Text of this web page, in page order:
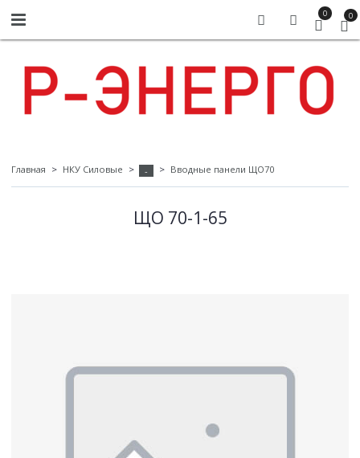
0 0
Главная НКУ Силовые - Вводные панели ЩО70
ЩО 70-1-65